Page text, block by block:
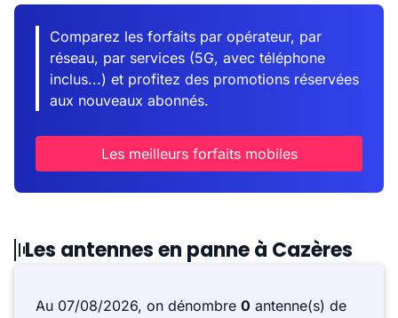
Comparez les forfaits par opérateur, par
réseau, par services (5G, avec téléphone
inclus...) et profitez des promotions réservées
aux nouveaux abonnés.
Les meilleurs forfaits mobiles
Les antennes en panne à Cazères
Au 07/08/2026, on dénombre 0 antenne(s) de